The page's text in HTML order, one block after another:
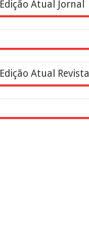
Edição Atual Jornal
Edição Atual Revista